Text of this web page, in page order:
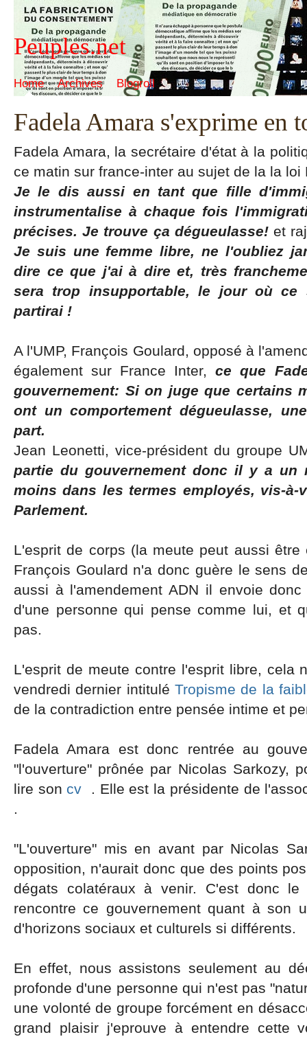
Peuples.net
Home Archives Blogroll
Fadela Amara s'exprime en
Fadela Amara, la secrétaire d'état à la
ce matin sur france-inter au sujet de la la loi
Je le dis aussi en tant que fille
instrumentalise à chaque fois
précises. Je trouve ça dégueulasse!et
Je suis une femme libre, ne l'oubliez
dire ce que j'ai à dire et, très
sera trop insupportable, le jour où
partirai !
A l'UMP, François Goulard, opposé à
également sur France Inter,ce que
gouvernement: Si on juge que certains
ont un comportement dégueulasse,
part.
Jean Leonetti, vice-président du groupe
partie du gouvernement donc il y a un
moins dans les termes employés, vis-
Parlement.
L'esprit de corps (la meute peut aussi
François Goulard n'a donc guère le sens
aussi à l'amendement ADN il envoie
d'une personne qui pense comme lui, et
pas.
L'esprit de meute contre l'esprit libre, cela
vendredi dernier intitulé Tropisme de la
de la contradiction entre pensée intime et
Fadela Amara est donc rentrée au
"l'ouverture" prônée par Nicolas Sarkozy,
lire son cv
. Elle est la présidente de
.
"L'ouverture" mis en avant par Nicolas
opposition, n'aurait donc que des points
dégats colatéraux à venir. C'est donc le
rencontre ce gouvernement quant à son
d'horizons sociaux et culturels si différents.
En effet, nous assistons seulement au
profonde d'une personne qui n'est pas
une volonté de groupe forcément en
grand plaisir j'eprouve à entendre cette